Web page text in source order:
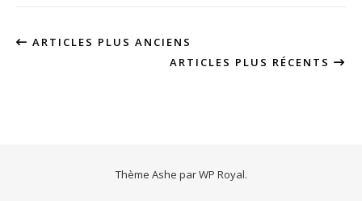
ARTICLES PLUS ANCIENS
ARTICLES PLUS RÉCENTS
Thème Ashe parWP Royal.